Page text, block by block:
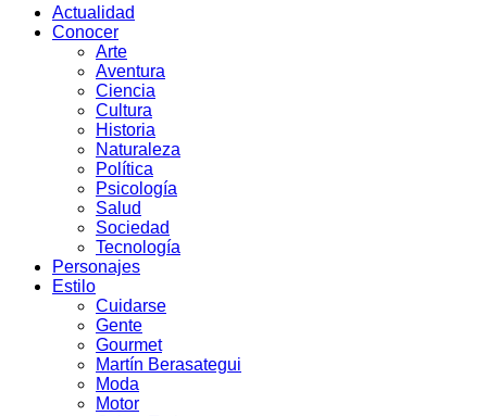
Actualidad
Conocer
Arte
Aventura
Ciencia
Cultura
Historia
Naturaleza
Política
Psicología
Salud
Sociedad
Tecnología
Personajes
Estilo
Cuidarse
Gente
Gourmet
Martín Berasategui
Moda
Motor